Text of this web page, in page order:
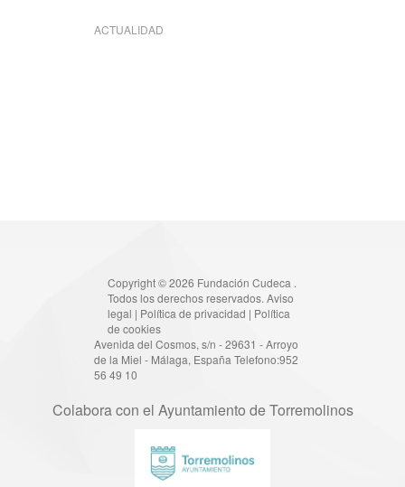
ACTUALIDAD
Copyright © 2026 Fundación Cudeca .
Todos los derechos reservados. Aviso
legal | Política de privacidad | Política
de cookies
Avenida del Cosmos, s/n - 29631 - Arroyo
de la Miel - Málaga, España Telefono:952
56 49 10
Colabora con el Ayuntamiento de Torremolinos